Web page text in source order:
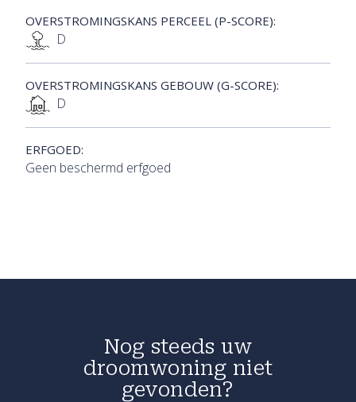
OVERSTROMINGSKANS PERCEEL (P-SCORE):
D
OVERSTROMINGSKANS GEBOUW (G-SCORE):
D
ERFGOED:
Geen beschermd erfgoed
Nog steeds uw
droomwoning niet
gevonden?